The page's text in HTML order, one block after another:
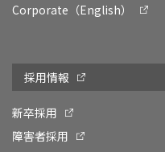
Corporate（English）
採用情報
新卒採用
障害者採用